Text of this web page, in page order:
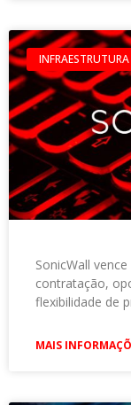
INFRAESTRUTURA
SonicWall
contratação,
flexibilidade de
MAIS